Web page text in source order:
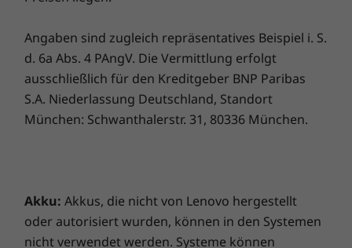
ThinkShield schützt deine Daten mit KI-
basierten Sicherheitsfunktionen vor
Malware, Phishing und anderen
Bedrohungen.
Display
6,36"-pOLED
Display-Technologie
10-Bit; über eine Milliarde Farben.
Adaptive LTPO-Aktualisierungsraten bis zu 120 Hz
HDR-Spitzenhelligkeit: 3000 Nits
Angaben sind zugleich repräsentatives Beispiel i. S.
d. 6a Abs. 4 PAngV. Die Vermittlung erfolgt
ausschließlich für den Kreditgeber BNP Paribas
S.A. Niederlassung Deutschland, Standort
München: Schwanthalerstr. 31, 80336 München.
Akku: Akkus, die nicht von Lenovo hergestellt
oder autorisiert wurden, können in den Systemen
nicht verwendet werden. Systeme können